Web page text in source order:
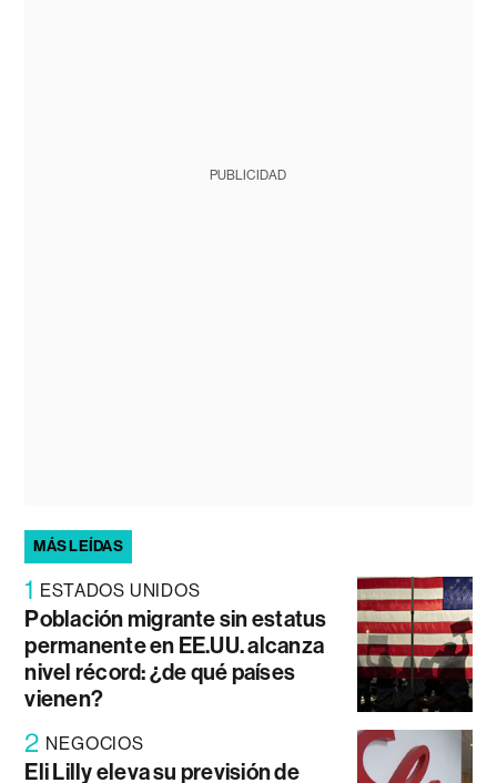
PUBLICIDAD
MÁS LEÍDAS
1 ESTADOS UNIDOS
Población migrante sin estatus
permanente en EE.UU. alcanza
nivel récord: ¿de qué países
vienen?
2 NEGOCIOS
Eli Lilly eleva su previsión de